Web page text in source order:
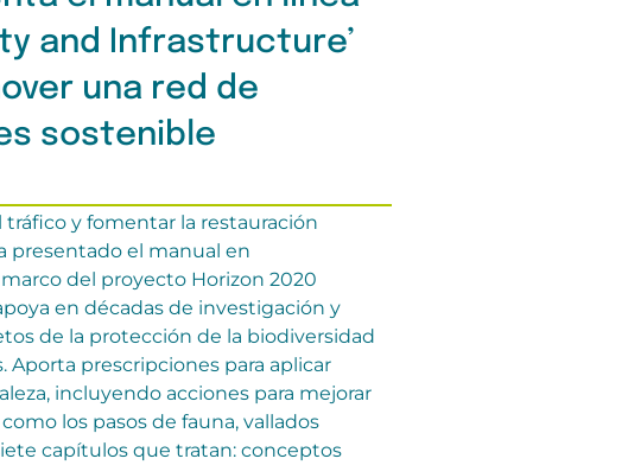
and Infrastructure’
una red de
sostenible
y fomentar la restauración
presentado el manual en
marco del proyecto Horizon 2020
en décadas de investigación y
de la protección de la biodiversidad
prescripciones para aplicar
incluyendo acciones para mejorar
los pasos de fauna, vallados
capítulos que tratan: conceptos